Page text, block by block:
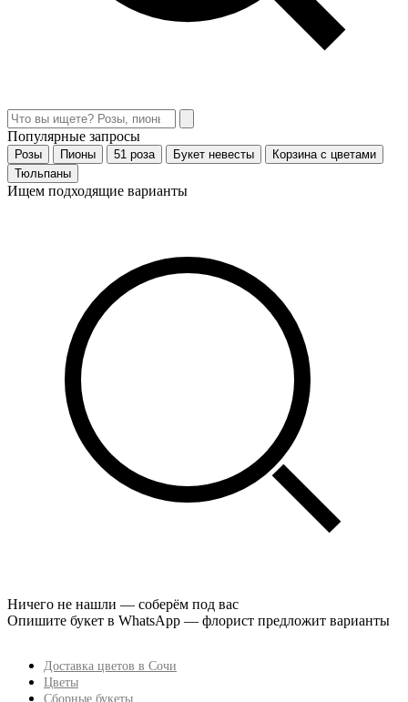
Популярные запросы
Розы Пионы 51 роза Букет невесты
Корзина с цветами
Тюльпаны
Ищем подходящие варианты
Ничего не нашли — соберём под вас
Опишите букет в WhatsApp — флорист предложит варианты
Доставка цветов в Сочи
Цветы
Сборные букеты